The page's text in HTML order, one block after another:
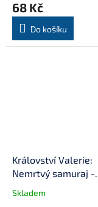
68 Kč
Do košíku
Království Valerie:
Nemrtvý samuraj -
Skladem